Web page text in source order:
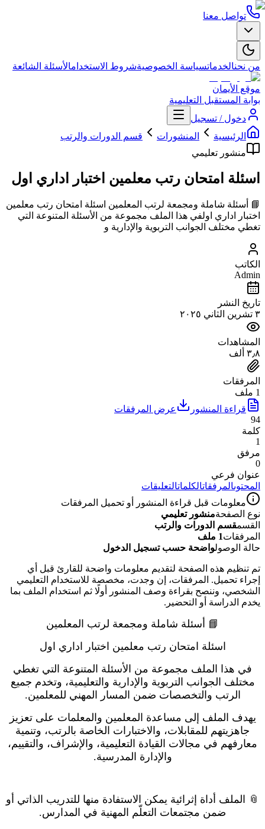
تواصل معنا
من نحنالخدماتسياسة الخصوصيةشروط الاستخدامالأسئلة الشائعة
موقع الأيمان
بوابة المستقبل التعليمية
دخول / تسجيل
الرئيسية
المنشورات
قسم الدورات والرتب
منشور تعليمي
اسئلة امتحان رتب معلمين اختبار اداري اول
📘 أسئلة شاملة ومجمعة لرتب المعلمين اسئلة امتحان رتب معلمين
اختبار اداري اولفي هذا الملف مجموعة من الأسئلة المتنوعة التي
تغطي مختلف الجوانب التربوية والإدارية و
الكاتب
Admin
تاريخ النشر
٣ تشرين الثاني ٢٠٢٥
المشاهدات
٣٫٨ ألف
المرفقات
1 ملف
قراءة المنشور
عرض المرفقات
94
كلمة
1
مرفق
0
عنوان فرعي
المحتوىالمرفقاتالكلماتالتعليقات
معلومات قبل قراءة المنشور أو تحميل المرفقات
نوع الصفحةمنشور تعليمي
القسمقسم الدورات والرتب
المرفقات1 ملف
حالة الوصولواضحة حسب تسجيل الدخول
تم تنظيم هذه الصفحة لتقديم معلومات واضحة للقارئ قبل أي
إجراء تحميل. المرفقات، إن وجدت، مخصصة للاستخدام التعليمي
الشخصي، وننصح بقراءة وصف المنشور أولًا ثم استخدام الملف بما
يخدم الدراسة أو التحضير.
📘 أسئلة شاملة ومجمعة لرتب المعلمين
اسئلة امتحان رتب معلمين اختبار اداري اول
في هذا الملف مجموعة من الأسئلة المتنوعة التي تغطي
مختلف الجوانب التربوية والإدارية والتعليمية، وتخدم جميع
الرتب والتخصصات ضمن المسار المهني للمعلمين.
يهدف الملف إلى مساعدة المعلمين والمعلمات على تعزيز
جاهزيتهم للمقابلات، والاختبارات الخاصة بالرتب، وتنمية
معارفهم في مجالات القيادة التعليمية، والإشراف، والتقييم،
والإدارة المدرسية.
📎 الملف أداة إثرائية يمكن الاستفادة منها للتدريب الذاتي أو
ضمن مجتمعات التعلّم المهنية في المدارس.